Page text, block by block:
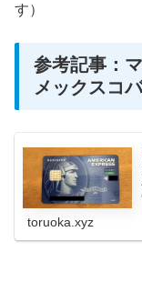
す）
参考記事：
メックスコ
toruoka.xyz